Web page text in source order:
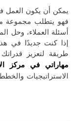
يمكن أن يكون العمل
فهو يتطلب مجموعة
أسئلة العملاء، وحل
إذا كنت جديدًا في
طريقة لتعزيز
مهاراتي في مركز
الاستراتيجيات